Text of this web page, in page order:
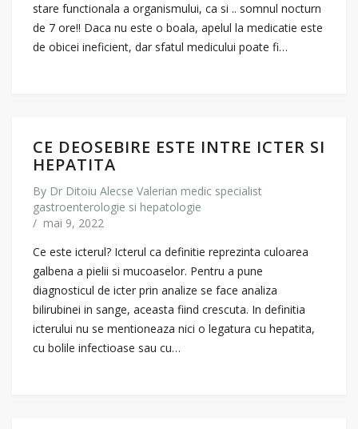
stare functionala a organismului, ca si .. somnul nocturn
de 7 ore!! Daca nu este o boala, apelul la medicatie este
de obicei ineficient, dar sfatul medicului poate fi…
CE DEOSEBIRE ESTE INTRE ICTER SI
HEPATITA
By Dr Ditoiu Alecse Valerian medic specialist
gastroenterologie si hepatologie
/ mai 9, 2022
Ce este icterul? Icterul ca definitie reprezinta culoarea
galbena a pielii si mucoaselor. Pentru a pune
diagnosticul de icter prin analize se face analiza
bilirubinei in sange, aceasta fiind crescuta. In definitia
icterului nu se mentioneaza nici o legatura cu hepatita,
cu bolile infectioase sau cu…